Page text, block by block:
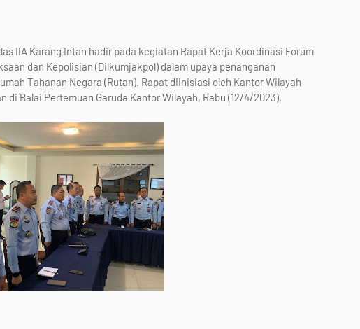
IIA Karang Intan hadir pada kegiatan Rapat Kerja Koordinasi Forum
dan Kepolisian (Dilkumjakpol) dalam upaya penanganan
Tahanan Negara (Rutan). Rapat diinisiasi oleh Kantor Wilayah
di Balai Pertemuan Garuda Kantor Wilayah, Rabu (12/4/2023).